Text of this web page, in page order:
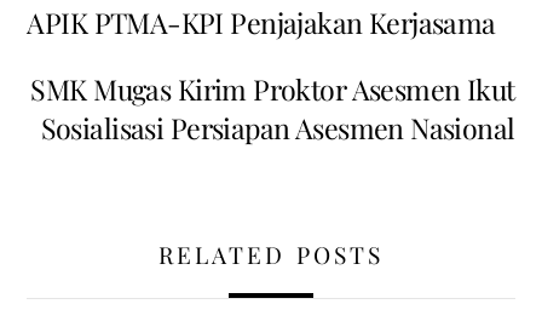
APIK PTMA-KPI Penjajakan Kerjasama
SMK Mugas Kirim Proktor Asesmen Ikut
Sosialisasi Persiapan Asesmen Nasional
RELATED POSTS